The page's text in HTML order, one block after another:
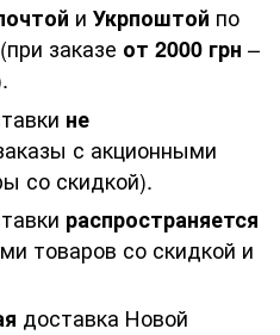
и Укрпоштой по
заказе от 2000 грн –
не
с акционными
со скидкой).
распространяется
товаров со скидкой и
доставка Новой